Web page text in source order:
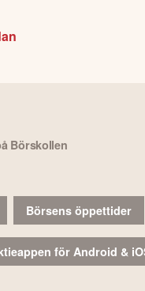
Börskollen
Börsens öppettider
för Android &